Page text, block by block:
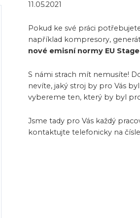
11.05.2021
Pokud ke své práci
například kompresory,
nové emisní normy EU
S námi strach mít nemusíte!
nevíte, jaký stroj by pro Vás
vybereme ten, který by byl
Jsme tady pro Vás každý
kontaktujte telefonicky na čísle